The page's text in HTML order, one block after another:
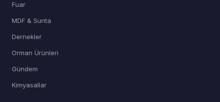
Fuar
MDF & Sunta
Dernekler
Orman Ürünleri
Gündem
Kimyasallar